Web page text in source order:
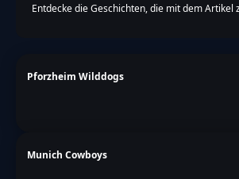
Entdecke die Geschichten, die mit dem Artikel
Pforzheim Wilddogs
Munich Cowboys